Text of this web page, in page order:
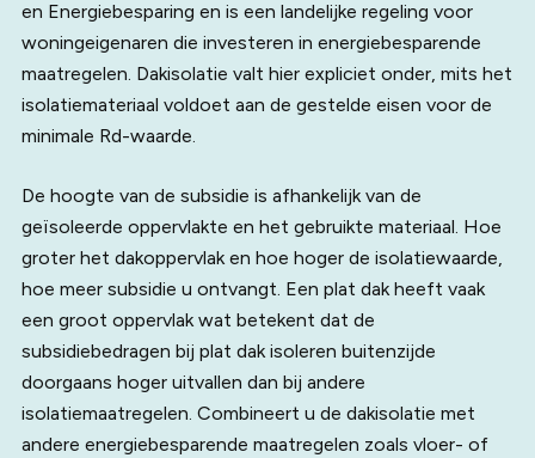
en Energiebesparing en is een landelijke regeling voor
woningeigenaren die investeren in energiebesparende
maatregelen. Dakisolatie valt hier expliciet onder, mits het
isolatiemateriaal voldoet aan de gestelde eisen voor de
minimale Rd-waarde.
De hoogte van de subsidie is afhankelijk van de
geïsoleerde oppervlakte en het gebruikte materiaal. Hoe
groter het dakoppervlak en hoe hoger de isolatiewaarde,
hoe meer subsidie u ontvangt. Een plat dak heeft vaak
een groot oppervlak wat betekent dat de
subsidiebedragen bij plat dak isoleren buitenzijde
doorgaans hoger uitvallen dan bij andere
isolatiemaatregelen. Combineert u de dakisolatie met
andere energiebesparende maatregelen zoals vloer- of